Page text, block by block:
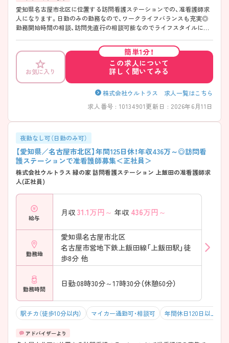
愛知県名古屋市北区に位置する訪問看護ステーションでの、准看護師求
人になります。日勤のみの勤務なので、ワークライフバランスも充実◎
勤務開始時間の相談、訪問先直行の相談可能なのでライフスタイルに合
配いりません♪ご興味ある方は面接ポイントをお伝えしますので、お気
軽にご連絡ください。
お気に入り
簡単1分！
この求人について
詳しく聞いてみる
株式会社ウルトラス 求人一覧はこちら
求人番号 : 10134901更新日 : 2026年6月11日
夜勤なし可（日勤のみ可）
【愛知県／名古屋市北区】年間125日休！年収436万～◎訪問看
護ステーションで准看護師募集＜正社員＞
株式会社ウルトラス 緑の家 訪問看護ステーション 上飯田の准看護師求
人(正社員)
給与
月収 31.1万円～ 年収 436万円～
勤務地
愛知県名古屋市北区
名古屋市営地下鉄上飯田線「上飯田駅」徒
歩8分 他
勤務時間
日勤:08時30分～17時30分（休憩60分）
駅チカ（徒歩10分以内） マイカー通勤可・相談可 年間休日120日以上